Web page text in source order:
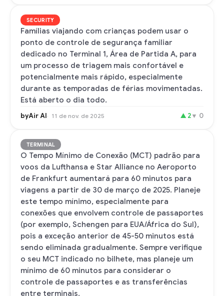
SECURITY
Famílias viajando com crianças podem usar o
ponto de controle de segurança familiar
dedicado no Terminal 1, Área de Partida A, para
um processo de triagem mais confortável e
potencialmente mais rápido, especialmente
durante as temporadas de férias movimentadas.
Está aberto o dia todo.
byAir AI 11 de nov. de 2025 ▲ 2▼ 0
TERMINAL
O Tempo Mínimo de Conexão (MCT) padrão para
voos da Lufthansa e Star Alliance no Aeroporto
de Frankfurt aumentará para 60 minutos para
viagens a partir de 30 de março de 2025. Planeje
este tempo mínimo, especialmente para
conexões que envolvem controle de passaportes
(por exemplo, Schengen para EUA/África do Sul),
pois a exceção anterior de 45-50 minutos está
sendo eliminada gradualmente. Sempre verifique
o seu MCT indicado no bilhete, mas planeje um
mínimo de 60 minutos para considerar o
controle de passaportes e as transferências
entre terminais.